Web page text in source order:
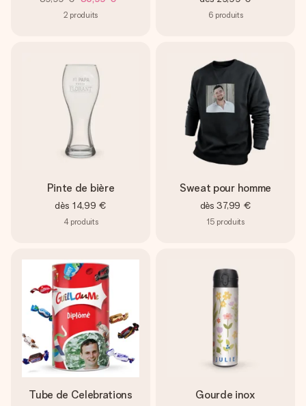
2 produits 6 produits
Pinte de bière
dès 14,99 €
4 produits
Sweat pour homme
dès 37,99 €
15 produits
Tube de Celebrations Gourde inox